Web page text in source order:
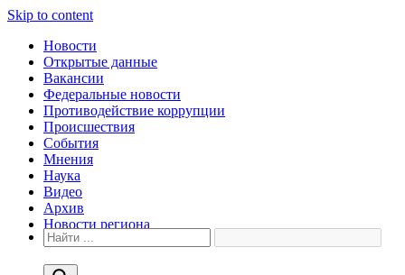
Skip to content
Новости
Открытые данные
Вакансии
Федеральные новости
Противодействие коррупции
Происшествия
События
Мнения
Наука
Видео
Архив
Новости региона